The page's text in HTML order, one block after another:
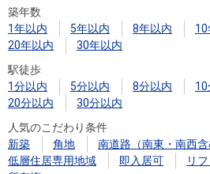
築年数
1年以内
5年以内 8年以内 10
20年以内
30年以内
駅徒歩
1分以内
5分以内 8分以内 10
20分以内
30分以内
人気のこだわり条件
新築
角地
南道路（南東・南西含
低層住居専用地域
即入居可 リ